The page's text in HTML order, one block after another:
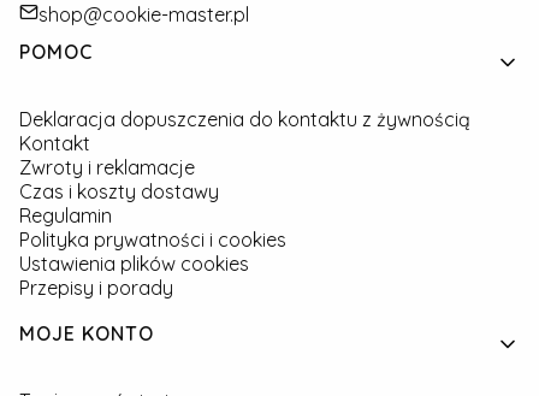
shop@cookie-master.pl
Linki w stopce
POMOC
Deklaracja dopuszczenia do kontaktu z żywnością
Kontakt
Zwroty i reklamacje
Czas i koszty dostawy
Regulamin
Polityka prywatności i cookies
Ustawienia plików cookies
Przepisy i porady
MOJE KONTO